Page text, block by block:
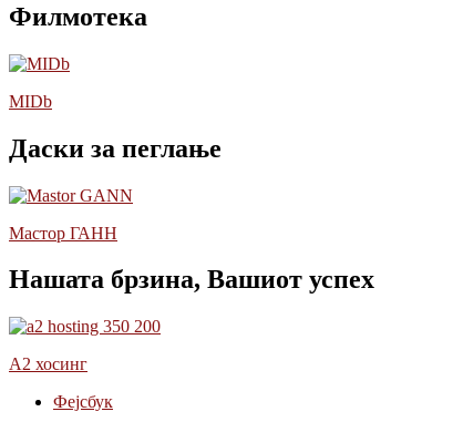
Филмотека
MIDb
Даски за пеглање
Мастор ГАНН
Нашата брзина, Вашиот успех
А2 хосинг
Фејсбук